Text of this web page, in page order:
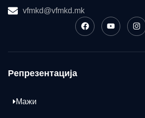
vfmkd@vfmkd.mk
Репрезентација
Мажи